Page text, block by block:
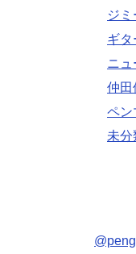
ジ
ギタ
ニュ
仲田
ペン
未分